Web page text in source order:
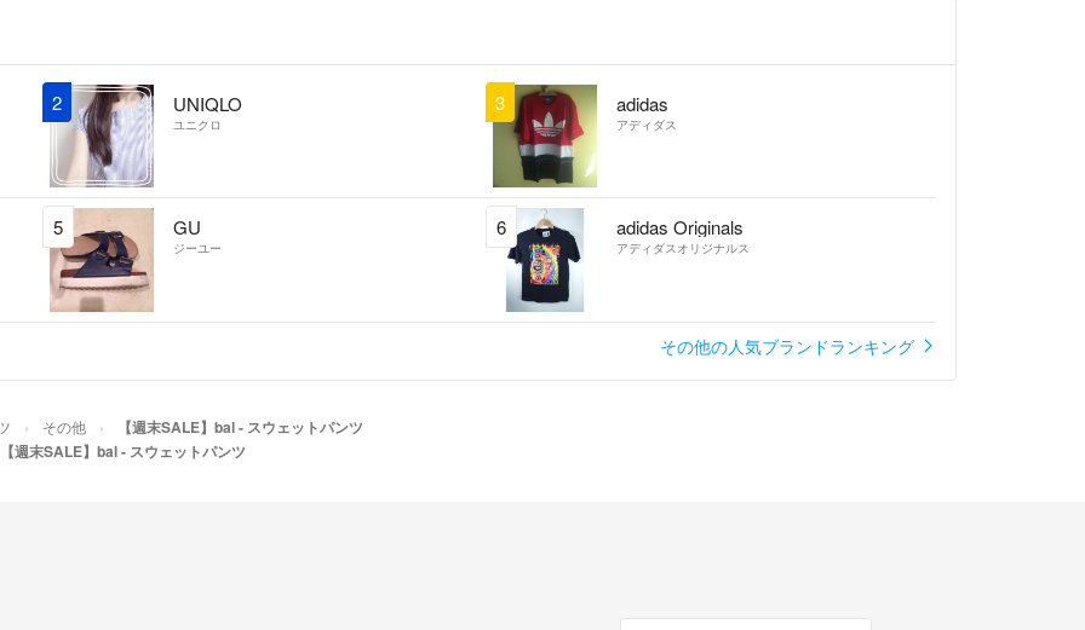
2 UNIQLO
ユニクロ
3 adidas
アディダス
5 GU
ジーユー
6 adidas Originals
アディダスオリジナルス
その他の人気ブランドランキング
その他 【週末SALE】bal - スウェットパンツ
【週末SALE】bal - スウェットパンツ